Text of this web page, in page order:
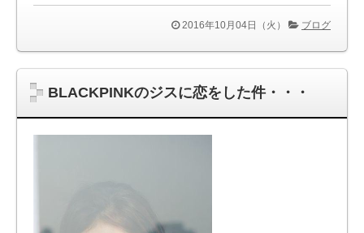
2016年10月04日（火） ブログ
BLACKPINKのジスに恋をした件・・・